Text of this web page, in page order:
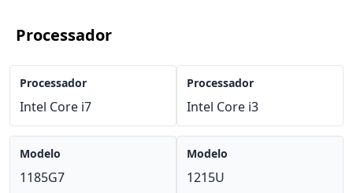
Processador
Processador
Intel Core i7
Modelo
1185G7
Processador
Intel Core i3
Modelo
1215U